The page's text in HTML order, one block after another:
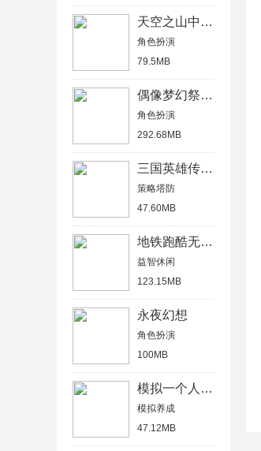
天空之山中文破解版
角色扮演
79.5MB
偶像梦幻祭2官方版
角色扮演
292.68MB
三国英雄传单机版
策略塔防
47.60MB
地铁跑酷无限金币版
益智休闲
123.15MB
永夜幻想
角色扮演
100MB
模拟一个人一生
模拟养成
47.12MB